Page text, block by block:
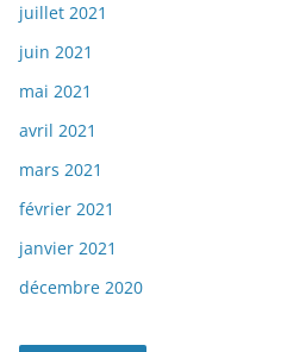
juillet 2021
juin 2021
mai 2021
avril 2021
mars 2021
février 2021
janvier 2021
décembre 2020